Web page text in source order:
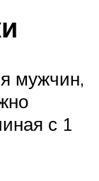
мужчин,
с 1